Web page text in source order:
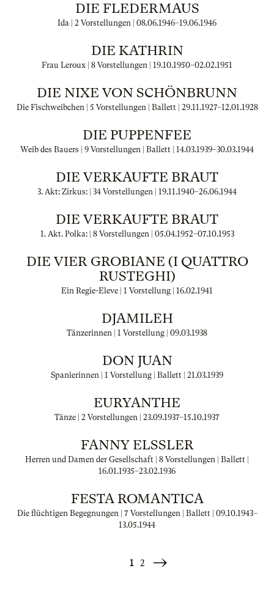
DIE FLEDERMAUS
Ida | 2 Vorstellungen | 08.06.1946–19.06.1946
DIE KATHRIN
Frau Leroux | 8 Vorstellungen | 19.10.1950–02.02.1951
DIE NIXE VON SCHÖNBRUNN
Die Fischweibchen | 5 Vorstellungen | Ballett | 29.11.1927–12.01.1928
DIE PUPPENFEE
Weib des Bauers | 9 Vorstellungen | Ballett | 14.03.1939–30.03.1944
DIE VERKAUFTE BRAUT
3. Akt: Zirkus: | 34 Vorstellungen | 19.11.1940–26.06.1944
DIE VERKAUFTE BRAUT
1. Akt. Polka: | 8 Vorstellungen | 05.04.1952–07.10.1953
DIE VIER GROBIANE (I QUATTRO
RUSTEGHI)
Ein Regie-Eleve | 1 Vorstellung | 16.02.1941
DJAMILEH
Tänzerinnen | 1 Vorstellung | 09.03.1938
DON JUAN
Spanierinnen | 1 Vorstellung | Ballett | 21.03.1939
EURYANTHE
Tänze | 2 Vorstellungen | 23.09.1937–15.10.1937
FANNY ELSSLER
Herren und Damen der Gesellschaft | 8 Vorstellungen | Ballett |
16.01.1935–23.02.1936
FESTA ROMANTICA
Die flüchtigen Begegnungen | 7 Vorstellungen | Ballett | 09.10.1943–
13.05.1944
1 2
Weiter